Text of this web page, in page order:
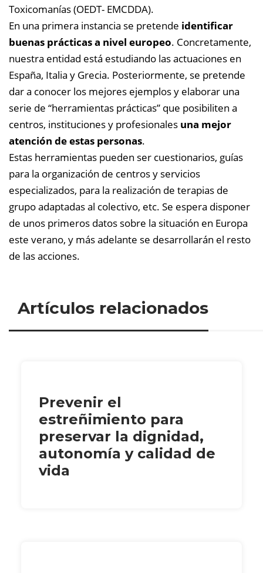
Toxicomanías (OEDT- EMCDDA).
En una primera instancia se pretende identificar
buenas prácticas a nivel europeo. Concretamente,
nuestra entidad está estudiando las actuaciones en
España, Italia y Grecia. Posteriormente, se pretende
dar a conocer los mejores ejemplos y elaborar una
serie de “herramientas prácticas” que posibiliten a
centros, instituciones y profesionales una mejor
atención de estas personas.
Estas herramientas pueden ser cuestionarios, guías
para la organización de centros y servicios
especializados, para la realización de terapias de
grupo adaptadas al colectivo, etc. Se espera disponer
de unos primeros datos sobre la situación en Europa
este verano, y más adelante se desarrollarán el resto
de las acciones.
Artículos relacionados
Prevenir el
estreñimiento para
preservar la dignidad,
autonomía y calidad de
vida